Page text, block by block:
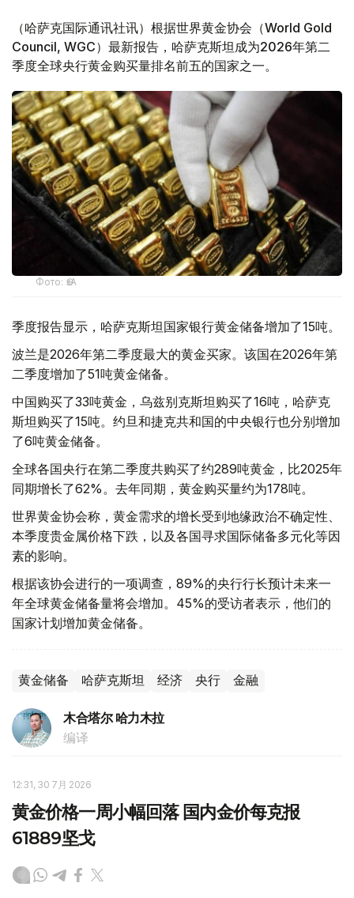
（哈萨克国际通讯社讯）根据世界黄金协会（World Gold
Council, WGC）最新报告，哈萨克斯坦成为2026年第二
季度全球央行黄金购买量排名前五的国家之一。
Фото: ӨзА
季度报告显示，哈萨克斯坦国家银行黄金储备增加了15吨。
波兰是2026年第二季度最大的黄金买家。该国在2026年第
二季度增加了51吨黄金储备。
中国购买了33吨黄金，乌兹别克斯坦购买了16吨，哈萨克
斯坦购买了15吨。约旦和捷克共和国的中央银行也分别增加
了6吨黄金储备。
全球各国央行在第二季度共购买了约289吨黄金，比2025年
同期增长了62%。去年同期，黄金购买量约为178吨。
世界黄金协会称，黄金需求的增长受到地缘政治不确定性、
本季度贵金属价格下跌，以及各国寻求国际储备多元化等因
素的影响。
根据该协会进行的一项调查，89%的央行行长预计未来一
年全球黄金储备量将会增加。45%的受访者表示，他们的
国家计划增加黄金储备。
黄金储备 哈萨克斯坦 经济 央行 金融
木合塔尔 哈力木拉
编译
12:31, 30 7月 2026
黄金价格一周小幅回落 国内金价每克报
61889坚戈